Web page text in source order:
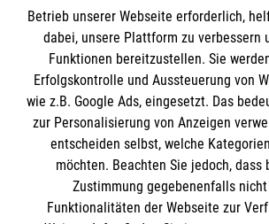
Informationen
Impressum
Datenschutz
Barrierefreiheit
Kontakt
Die Malteser
Malteser in Deutschland
Malteserorden
Spendenkonto
Betrieb unserer Webseite erforderlich,
dabei, unsere Plattform zu verbessern
Funktionen bereitzustellen. Sie
Erfolgskontrolle und Aussteuerung von
wie z.B. Google Ads, eingesetzt. Das
zur Personalisierung von Anzeigen
entscheiden selbst, welche
möchten. Beachten Sie jedoch, dass
Zustimmung gegebenenfalls
Funktionalitäten der Webseite zur